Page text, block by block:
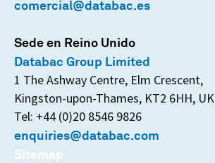
comercial@databac.es
Sede en Reino Unido
Databac Group Limited
1 The Ashway Centre, Elm Crescent,
Kingston-upon-Thames, KT2 6HH, UK
Tel: +44 (0)20 8546 9826
enquiries@databac.com
Sitemap